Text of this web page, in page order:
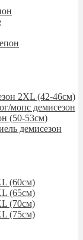
2XL (42-46см)
мопс демисезон
(50-53см)
демисезон
(60см)
(65см)
(70см)
(75см)